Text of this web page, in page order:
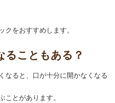
クをおすすめします。
ることもある？
なると、口が十分に開かなくなる
ことがあります。